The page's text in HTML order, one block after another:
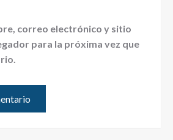
correo electrónico y sitio
para la próxima vez que